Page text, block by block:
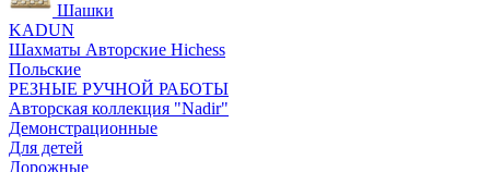
Шашки
KADUN
Шахматы Авторские Hichess
Польские
РЕЗНЫЕ РУЧНОЙ РАБОТЫ
Авторская коллекция "Nadir"
Демонстрационные
Для детей
Дорожные